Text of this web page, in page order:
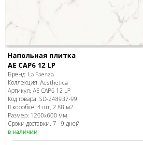
Напольная плитка
AE CAP6 12 LP
Бренд: La Faenza
Коллекция: Aesthetica
Артикул: AE CAP6 12 LP
Код товара: SD-248937-99
В коробке: 4 шт, 2.88 м2
Размер: 1200x600 мм
Сроки доставки: 7 - 9 дней
в наличии